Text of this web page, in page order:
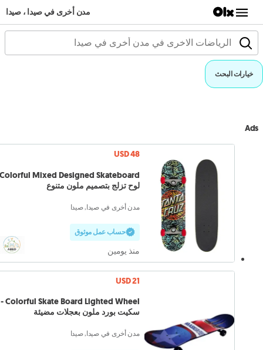
مدن أخرى في صيدا ، صيدا
خيارات البحث
Ads
USD 48
لوح تزلج بتصميم ملون متنوع
مدن أخرى في صيدا, صيدا
حساب عمل موثوق
منذ يومين
USD 21
Colorful Skate Board Lighted Wheel -
سكيت بورد ملون بعجلات مضيئة
مدن أخرى في صيدا, صيدا